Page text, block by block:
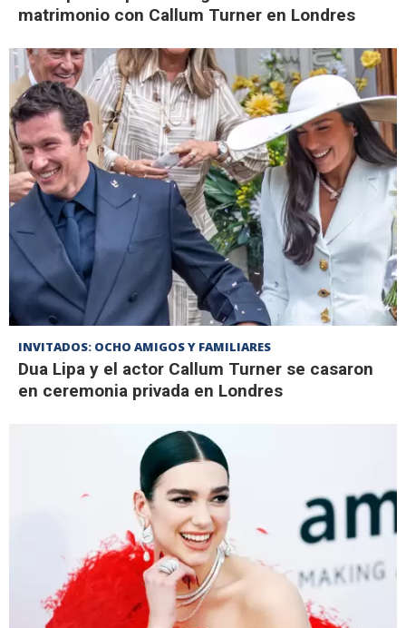
matrimonio con Callum Turner en Londres
INVITADOS: OCHO AMIGOS Y FAMILIARES
Dua Lipa y el actor Callum Turner se casaron
en ceremonia privada en Londres